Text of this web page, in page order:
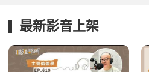
最新影音上架